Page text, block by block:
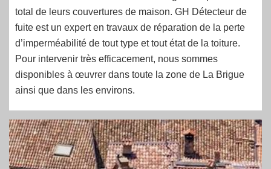
total de leurs couvertures de maison. GH Détecteur de
fuite est un expert en travaux de réparation de la perte
d’imperméabilité de tout type et tout état de la toiture.
Pour intervenir très efficacement, nous sommes
disponibles à œuvrer dans toute la zone de La Brigue
ainsi que dans les environs.